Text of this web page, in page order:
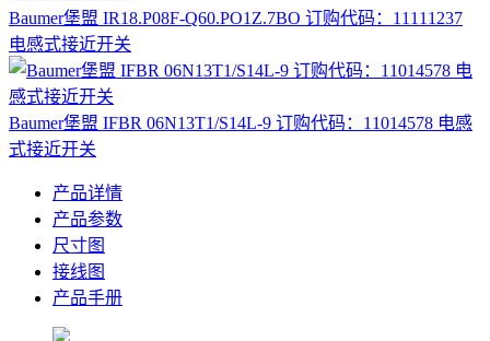
Baumer堡盟 IR18.P08F-Q60.PO1Z.7BO 订购代码：11111237
电感式接近开关
Baumer堡盟 IFBR 06N13T1/S14L-9 订购代码：11014578 电感
式接近开关
产品详情
产品参数
尺寸图
接线图
产品手册